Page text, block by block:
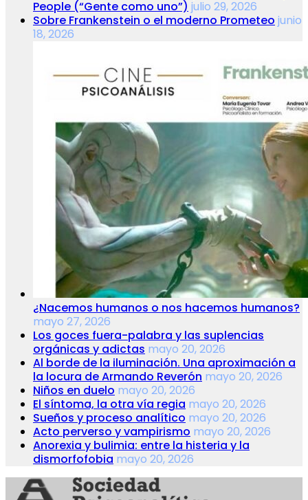
People (“Gente como uno”) julio 29, 2026
Sobre Frankenstein o el moderno Prometeo junio
18, 2026
¿Nacemos humanos o nos hacemos humanos?
mayo 27, 2026
Los goces fuera-palabra y las suplencias
orgánicas y adictas mayo 20, 2026
Al borde de la iluminación. Una aproximación a
la locura de Armando Reverón mayo 20, 2026
Niños en duelo mayo 20, 2026
El síntoma, la otra vía regia mayo 20, 2026
Sueños y proceso analítico mayo 20, 2026
Acto perverso y vampirismo mayo 20, 2026
Anorexia y bulimia: entre la histeria y la
dismorfofobia mayo 20, 2026